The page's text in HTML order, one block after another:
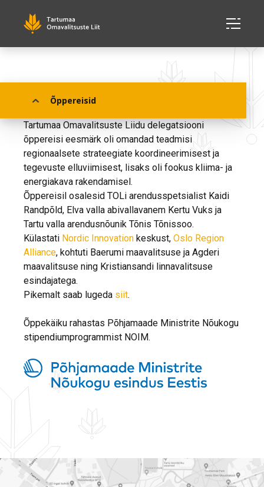
Õppereisid
Norra 22.-26. mai 2022
Tartumaa Omavalitsuste Liidu delegatsiooni
õppereisi eesmärk oli omandad teadmisi
regionaalsete strateegiate koordineerimisest ja
tegevuste elluviimisest, lisaks oli fookus kliima- ja
energiakava rakendamisel.
Õppereisil osalesid TOLi arendusspetsialist Kaidi
Randpõld, Elva valla abivallavanem Kertu Vuks ja
Tartu valla arendusnõunik Tõnis Tõnissoo.
Külastati Nordic Innovation keskust, Oslo Region
Alliance, kohtuti Baerumi maavalitsuse ja Agderi
maavalitsuse ning Kristiansandi linnavalitsuse
esindajatega.
Pikemalt saab lugeda siit.
Õppekäiku rahastas Põhjamaade Ministrite Nõukogu
stipendiumprogrammist NOIM.